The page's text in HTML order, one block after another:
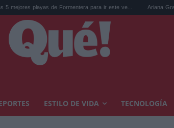
de Formentera para ir este ve... Ariana Grande y el
ESTILO DE VIDA TECNOLOGÍA